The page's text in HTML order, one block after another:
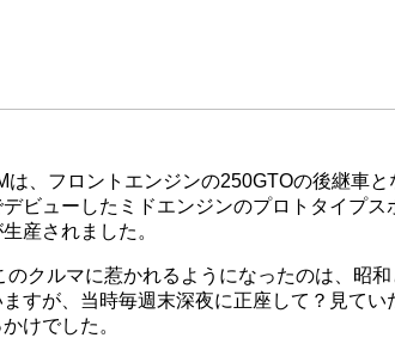
は、フロントエンジンの250GTOの後継車
デビューしたミドエンジンのプロトタイプ
産されました。
のクルマに惹かれるようになったのは、昭
ますが、当時毎週末深夜に正座して？見てい
けでした。